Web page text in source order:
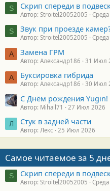
S Скрип спереди в
Автор: Stroitel20052005
S Звук при проезде
Автор: Stroitel20052005
А Замена ГРМ
Автор: Александр186 31 Июл
А Буксировка гибрида
Автор: Александр186 30 Июл
С Днём рождения Yugin!
Автор: Mihail71 27 Июл 2026
Л Стук в задней части
Автор: Лекс 25 Июл 2026
Самое читаемое за 5
S Скрип спереди в
Автор: Stroitel20052005